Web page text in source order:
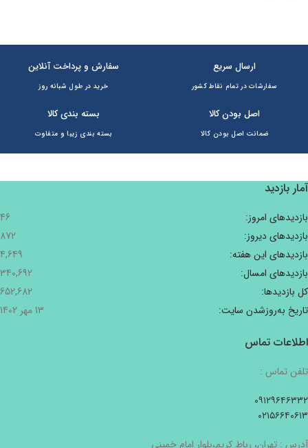
ارسال سریع
سفارشات در تمام نقاط کشور
سفارش و پرداخت آنلاین
خرید در طول شبانه روز
اصل بودن کالا
ضمانت اصل بودن کالا
بسته بندی کالا
بسته بندی زیبا و متفاوت
آمار بازدید
بازدیدهای امروز:
46
بازدیدهای دیروز:
872
بازدیدهای این هفته:
4,649
بازدیدهای امسال:
340,692
کل بازدیدها:
652,682
تاریخ به‌روزشدن سایت:
13 مهر 1402
اطلاعات تماس
تلفن تماس :
۰۹۱۲۹۶۴۶۳۳۲
۰۲۱۵۶۶۴۰۶۱۳
آدرس : تهران، رباط کریم،بلوار امام خمینی